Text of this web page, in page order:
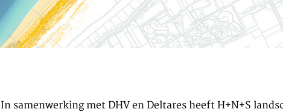
In samenwerking met DHV en Deltares heeft H+N+S